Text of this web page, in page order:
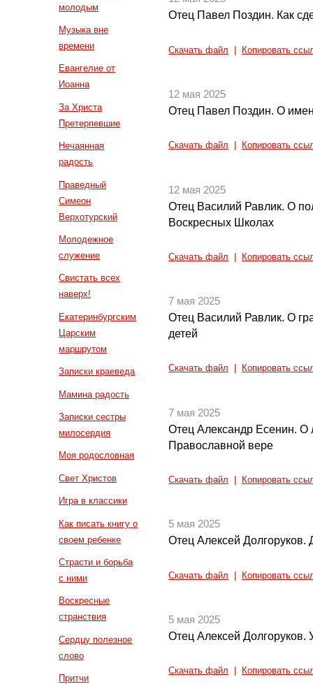
молодым
Музыка вне
времени
Евангелие от
Иоанна
За Христа
Претерпевшие
Нечаянная
радость
Праведный
Симеон
Верхотурский
Молодежное
служение
Свистать всех
наверх!
Екатеринбургским
Царским
маршрутом
Записки краеведа
Мамина радость
Записки сестры
милосердия
Моя родословная
Свет Христов
Игра в классики
Как писать книгу о
своем ребенке
Страсти и борьба
с ними
Воскресные
странствия
Сердцу полезное
слово
Притчи
Отец Павел Поздин. Как
Скачать файл Копировать
12 мая 2025
Отец Павел Поздин. О
Скачать файл Копировать
12 мая 2025
Отец Василий Равлик. О
Воскресных Школах
Скачать файл Копировать
7 мая 2025
Отец Василий Равлик. О
детей
Скачать файл Копировать
7 мая 2025
Отец Александр Есенин. О
Православной вере
Скачать файл Копировать
5 мая 2025
Отец Алексей
Скачать файл Копировать
5 мая 2025
Отец Алексей Долгоруков.
Скачать файл Копировать